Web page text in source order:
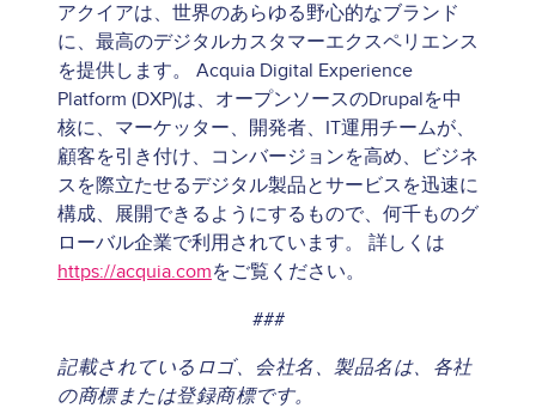
アクイアは、世界のあらゆる野心的なブランド
に、最高のデジタルカスタマーエクスペリエンス
を提供します。 Acquia Digital Experience
Platform (DXP)は、オープンソースのDrupalを中
核に、マーケッター、開発者、IT運用チームが、
顧客を引き付け、コンバージョンを高め、ビジネ
スを際立たせるデジタル製品とサービスを迅速に
構成、展開できるようにするもので、何千ものグ
ローバル企業で利用されています。 詳しくは
https://acquia.comをご覧ください。
###
記載されているロゴ、会社名、製品名は、各社
の商標または登録商標です。